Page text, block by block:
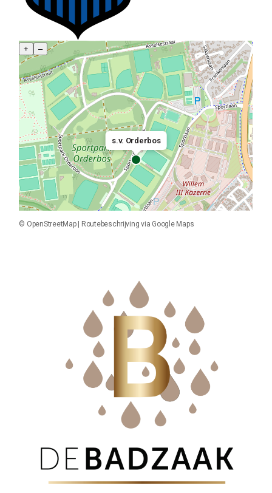
s.v. Orderbos
+ –
© OpenStreetMap| Routebeschrijving via Google Maps